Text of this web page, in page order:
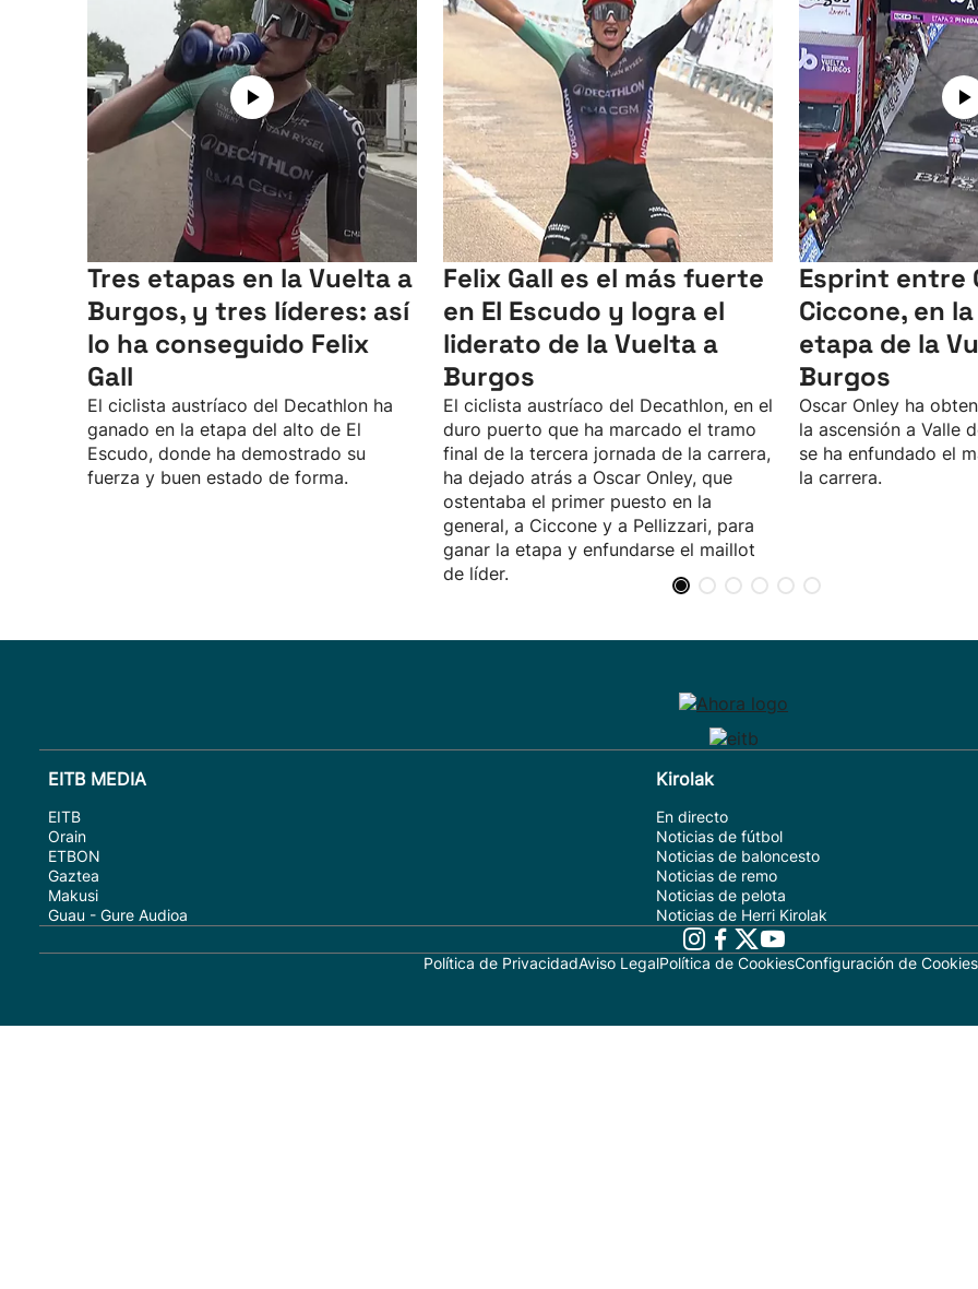
Tres etapas en la Vuelta a
Burgos, y tres líderes: así
lo ha conseguido Felix
Gall
El ciclista austríaco del Decathlon ha
ganado en la etapa del alto de El
Escudo, donde ha demostrado su
fuerza y buen estado de forma.
Felix Gall es el más fuerte
en El Escudo y logra el
liderato de la Vuelta a
Burgos
El ciclista austríaco del Decathlon, en el
duro puerto que ha marcado el tramo
final de la tercera jornada de la carrera,
ha dejado atrás a Oscar Onley, que
ostentaba el primer puesto en la
general, a Ciccone y a Pellizzari, para
ganar la etapa y enfundarse el maillot
de líder.
Esprint entre
Ciccone, en
etapa de la
Burgos
Oscar Onley ha
la ascensión a Valle
se ha enfundado el
la carrera.
EITB MEDIA
EITB
Orain
ETBON
Gaztea
Makusi
Guau - Gure Audioa
Kirolak
En directo
Noticias de fútbol
Noticias de baloncesto
Noticias de remo
Noticias de pelota
Noticias de Herri Kirolak
Política de PrivacidadAviso LegalPolítica de CookiesConfiguración de Cookies